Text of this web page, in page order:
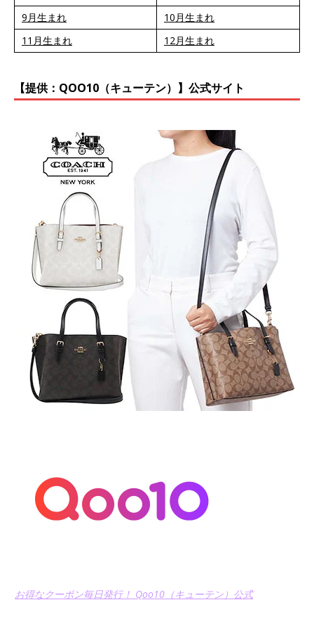
9月生まれ
10月生まれ
11月生まれ
12月生まれ
【提供：QOO10（キューテン）】公式サイト
お得なクーポン毎日発行！ Qoo10（キューテン）公式